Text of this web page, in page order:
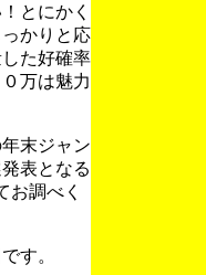
とにかく
かりと応
た好確率
万は魅力
末ジャン
表となる
お調べく
す。